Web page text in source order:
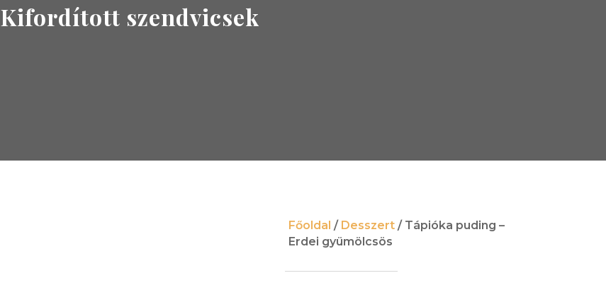
Kifordított szendvicsek
Főoldal / Desszert/ Tápióka puding –
Erdei gyümölcsös